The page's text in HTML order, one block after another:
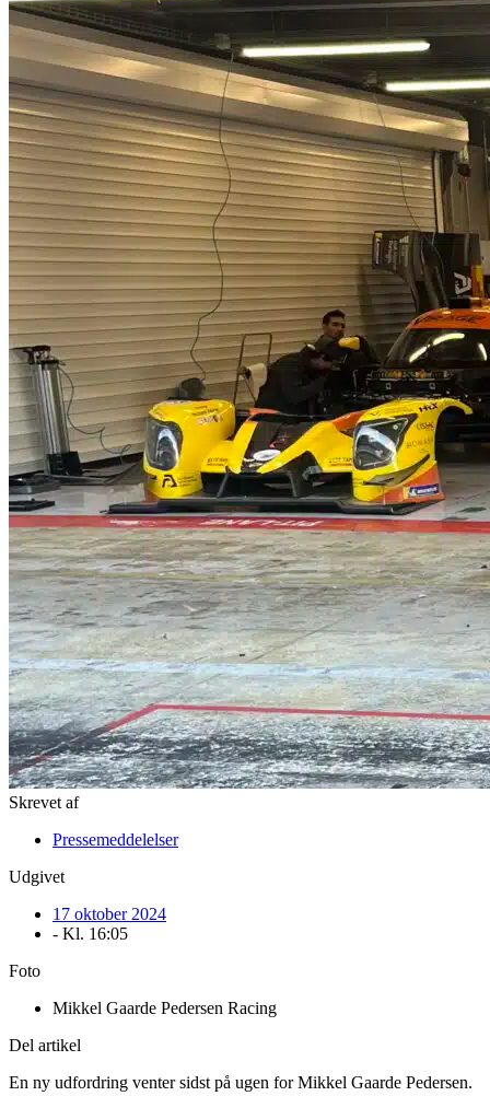
Skrevet af
Pressemeddelelser
Udgivet
17 oktober 2024
- Kl. 16:05
Foto
Mikkel Gaarde Pedersen Racing
Del artikel
En ny udfordring venter sidst på ugen for Mikkel Gaarde Pedersen.